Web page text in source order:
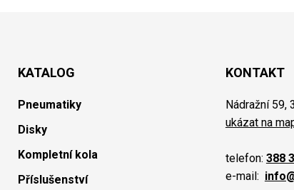
KATALOG
Pneumatiky
Disky
Kompletní kola
Příslušenství
KONTAKT
Nádražní 59,
ukázat na
telefon: 388
e-mail: